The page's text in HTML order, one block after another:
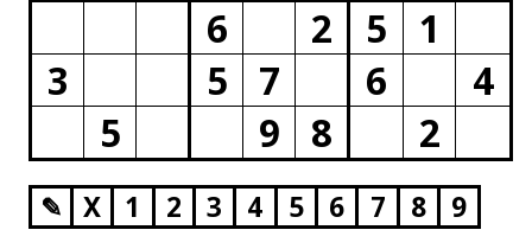
6
2 5
1
3
5 7 6
4
5
9 8 2
✎ X 1 2 3 4 5 6 7 8 9